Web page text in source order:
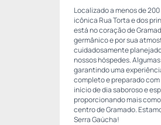
Localizado a menos de
icônica Rua Torta e dos
está no coração de
germânico e por sua
cuidadosamente
nossos hóspedes.
garantindo uma
completo e preparado
início de dia saboroso e
proporcionando mais
centro de Gramado.
Serra Gaúcha!